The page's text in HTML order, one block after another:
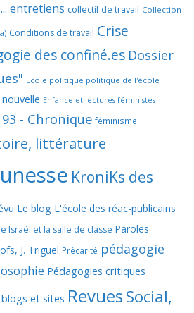
entretiens collectif de travail Collection
Conditions de travail Crise
des confiné.es Dossier
Ecole politique politique de l'école
Enfance et lectures féministes
- Chronique féminisme
littérature
KroniKs des
Le blog L'école des réac-publicains
Israël et la salle de classe Paroles
J. Triguel Précarité pédagogie
Pédagogies critiques
et sites RevuesSocial,